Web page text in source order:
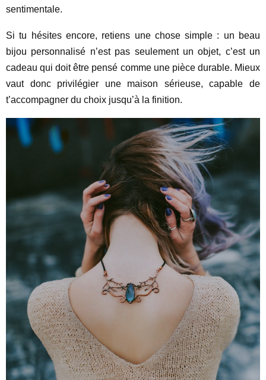
sentimentale.
Si tu hésites encore, retiens une chose simple : un beau
bijou personnalisé n’est pas seulement un objet, c’est un
cadeau qui doit être pensé comme une pièce durable. Mieux
vaut donc privilégier une maison sérieuse, capable de
t’accompagner du choix jusqu’à la finition.